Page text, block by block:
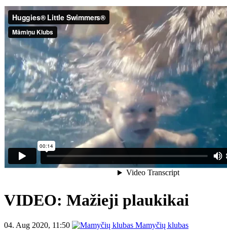
VIDEO: Mažieji plaukikai
04. Aug 2020, 11:50
Mamyčių klubas